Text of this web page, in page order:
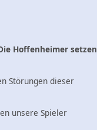
Hoffenheimer setzen
Störungen dieser
unsere Spieler